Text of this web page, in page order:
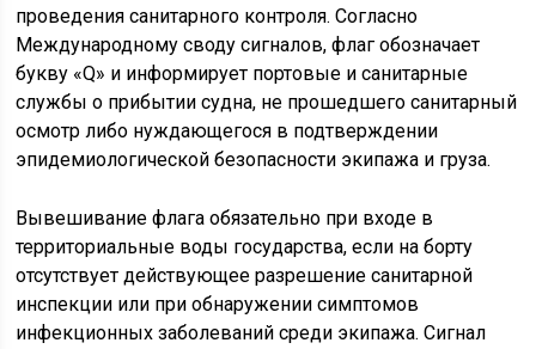
проведения санитарного контроля. Согласно
Международному своду сигналов, флаг обозначает
букву «Q» и информирует портовые и санитарные
службы о прибытии судна, не прошедшего санитарный
осмотр либо нуждающегося в подтверждении
эпидемиологической безопасности экипажа и груза.
Вывешивание флага обязательно при входе в
территориальные воды государства, если на борту
отсутствует действующее разрешение санитарной
инспекции или при обнаружении симптомов
инфекционных заболеваний среди экипажа. Сигнал